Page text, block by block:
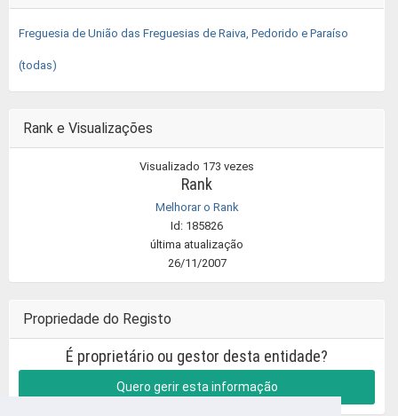
Freguesia de União das Freguesias de Raiva, Pedorido e Paraíso
(todas)
Rank e Visualizações
Visualizado 173 vezes
Rank
Melhorar o Rank
Id: 185826
última atualização
26/11/2007
Propriedade do Registo
É proprietário ou gestor desta entidade?
Quero gerir esta informação